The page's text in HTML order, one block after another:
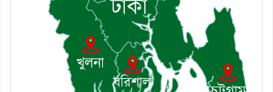
৯। মেঘনায় আইন-শৃঙ্খলা কমিটির
মাসিক সভা অনুষ্ঠিত
১০। জাতীয় নেতা ড. খন্দকার
মোশাররফ হোসেনের মূল্যায়ন কোথায়
এবং একটি বিশ্লেষণ